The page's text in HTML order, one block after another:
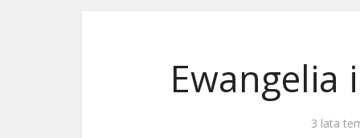
Ewangelia
3 lata